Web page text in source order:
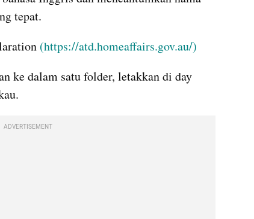
tepat.
(https://atd.homeaffairs.gov.au/)
ke dalam satu folder, letakkan di day
ADVERTISEMENT